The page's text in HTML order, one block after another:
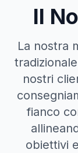
Il
La nostra
nostri
fianco
obiettivi